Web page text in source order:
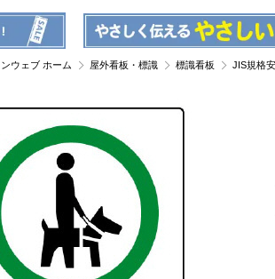
ウェブ ホーム 屋外看板・標識 標識看板 JIS規格